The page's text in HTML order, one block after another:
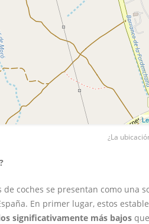
¿La
de coches se presentan como una
En primer lugar, estos
significativamente más bajos